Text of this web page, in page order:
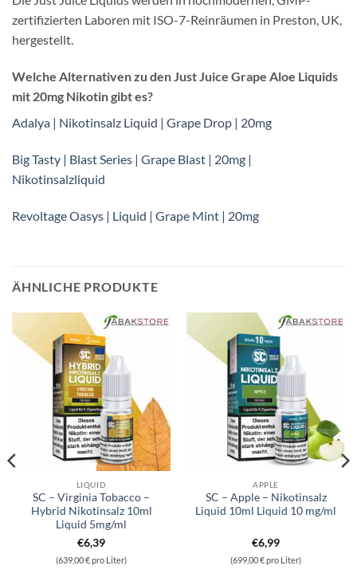
zertifizierten Laboren mit ISO-7-Reinräumen in Preston, UK,
hergestellt.
Welche Alternativen zu den Just Juice Grape Aloe Liquids
mit 20mg Nikotin gibt es?
Adalya | Nikotinsalz Liquid | Grape Drop | 20mg
Big Tasty | Blast Series | Grape Blast | 20mg |
Nikotinsalzliquid
Revoltage Oasys | Liquid | Grape Mint | 20mg
ÄHNLICHE PRODUKTE
LIQUID
SC – Virginia Tobacco –
Hybrid Nikotinsalz 10ml
Liquid 5mg/ml
€6,39
(639,00 € pro Liter)
APPLE
SC – Apple – Nikotinsalz
Liquid 10ml Liquid 10 mg/ml
€6,99
(699,00 € pro Liter)